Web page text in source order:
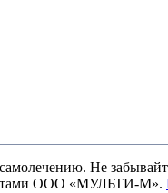
Не
ООО «МУЛЬТИ-М».